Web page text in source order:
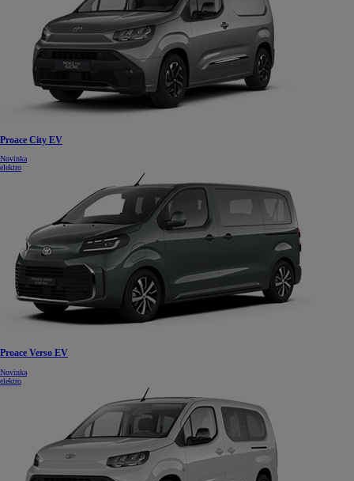
Proace City EV
Novinka
elektro
Proace Verso EV
Novinka
elektro